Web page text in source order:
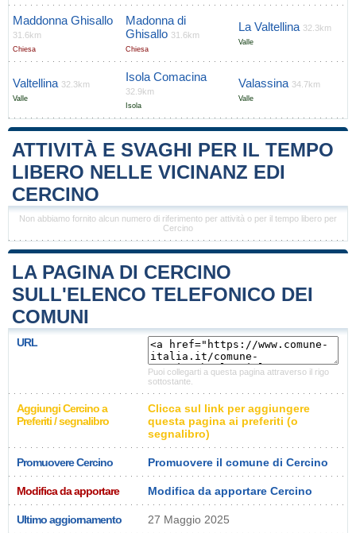
Maddonna Ghisallo
31.6km
Chiesa
Madonna di
Ghisallo 31.6km
Chiesa
La Valtellina 32.3km
Valle
Valtellina 32.3km
Valle
Isola Comacina
32.9km
Isola
Valassina 34.7km
Valle
ATTIVITÀ E SVAGHI PER IL TEMPO
LIBERO NELLE VICINANZ EDI
CERCINO
Non abbiamo fornito alcun numero di riferimento per attività o per il tempo libero per
Cercino
LA PAGINA DI CERCINO
SULL'ELENCO TELEFONICO DEI
COMUNI
URL
Puoi collegarti a questa pagina attraverso il rigo
sottostante.
Aggiungi Cercino a
Preferiti / segnalibro
Clicca sul link per aggiungere
questa pagina ai preferiti (o
segnalibro)
Promuovere Cercino Promuovere il comune di Cercino
Modifica da apportare Modifica da apportare Cercino
Ultimo aggiornamento 27 Maggio 2025